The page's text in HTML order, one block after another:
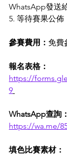
WhatsApp發送
5. 等待賽果公佈
參賽費用： 免費
報名表格：
https://
9
WhatsApp查詢：
https://wa.me/
填色比賽素材：